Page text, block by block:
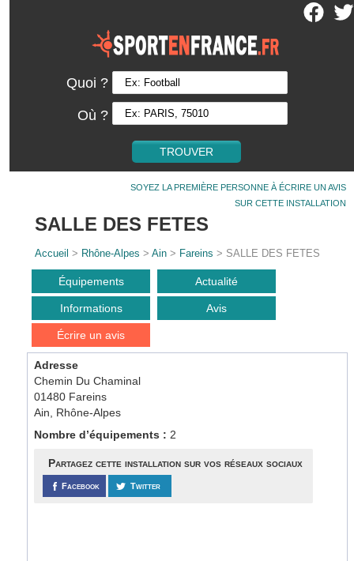
Quoi ?
Où ?
SOYEZ LA PREMIÈRE PERSONNE À ÉCRIRE UN AVIS
SUR CETTE INSTALLATION
SALLE DES FETES
Accueil > Rhône-Alpes >Ain > Fareins > SALLE DES FETES
Équipements Actualité
Informations Avis
Écrire un avis
Adresse
Chemin Du Chaminal
01480 Fareins
Ain, Rhône-Alpes
Nombre d’équipements : 2
Partagez cette installation sur vos réseaux sociaux
Facebook Twitter